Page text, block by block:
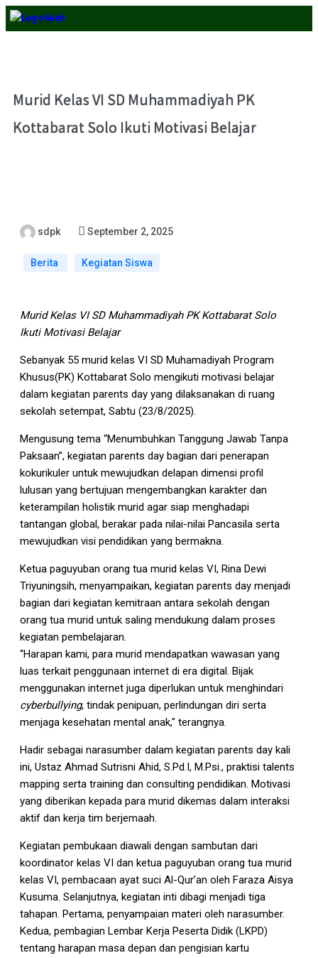
Murid Kelas VI SD Muhammadiyah PK
Kottabarat Solo Ikuti Motivasi Belajar
sdpk September 2, 2025
Berita Kegiatan Siswa
Murid Kelas VI SD Muhammadiyah PK Kottabarat Solo
Ikuti Motivasi Belajar
Sebanyak 55 murid kelas VI SD Muhamadiyah Program
Khusus(PK) Kottabarat Solo mengikuti motivasi belajar
dalam kegiatan parents day yang dilaksanakan di ruang
sekolah setempat, Sabtu (23/8/2025).
Mengusung tema “Menumbuhkan Tanggung Jawab Tanpa
Paksaan”, kegiatan parents day bagian dari penerapan
kokurikuler untuk mewujudkan delapan dimensi profil
lulusan yang bertujuan mengembangkan karakter dan
keterampilan holistik murid agar siap menghadapi
tantangan global, berakar pada nilai-nilai Pancasila serta
mewujudkan visi pendidikan yang bermakna.
Ketua paguyuban orang tua murid kelas VI, Rina Dewi
Triyuningsih, menyampaikan, kegiatan parents day menjadi
bagian dari kegiatan kemitraan antara sekolah dengan
orang tua murid untuk saling mendukung dalam proses
kegiatan pembelajaran.
“Harapan kami, para murid mendapatkan wawasan yang
luas terkait penggunaan internet di era digital. Bijak
menggunakan internet juga diperlukan untuk menghindari
cyberbullying, tindak penipuan, perlindungan diri serta
menjaga kesehatan mental anak," terangnya.
Hadir sebagai narasumber dalam kegiatan parents day kali
ini, Ustaz Ahmad Sutrisni Ahid, S.Pd.I, M.Psi., praktisi talents
mapping serta training dan consulting pendidikan. Motivasi
yang diberikan kepada para murid dikemas dalam interaksi
aktif dan kerja tim berjemaah.
Kegiatan pembukaan diawali dengan sambutan dari
koordinator kelas VI dan ketua paguyuban orang tua murid
kelas VI, pembacaan ayat suci Al-Qur’an oleh Faraza Aisya
Kusuma. Selanjutnya, kegiatan inti dibagi menjadi tiga
tahapan. Pertama, penyampaian materi oleh narasumber.
Kedua, pembagian Lembar Kerja Peserta Didik (LKPD)
tentang harapan masa depan dan pengisian kartu